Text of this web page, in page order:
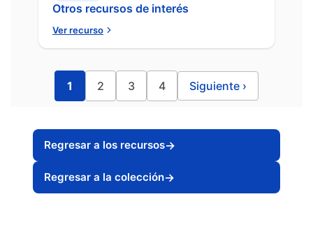
Otros recursos de interés
Ver recurso
1 2 3 4 Siguiente ›
Regresar a los recursos→
Regresar a la colección→